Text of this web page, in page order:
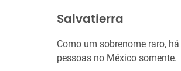
Salvatierra
Como um sobrenome raro,
pessoas no México somente.